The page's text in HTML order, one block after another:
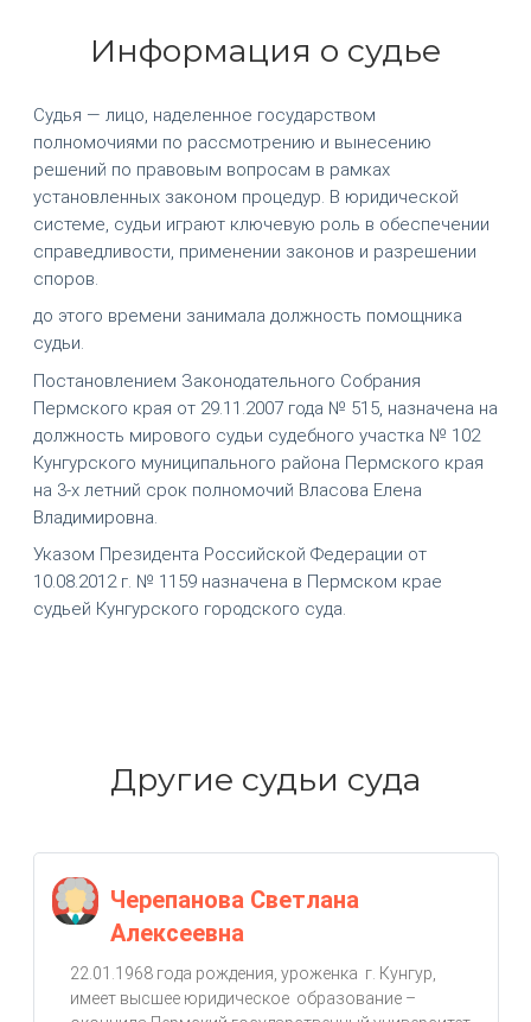
Информация о судье
Судья — лицо, наделенное государством
полномочиями по рассмотрению и вынесению
решений по правовым вопросам в рамках
установленных законом процедур. В юридической
системе, судьи играют ключевую роль в обеспечении
справедливости, применении законов и разрешении
споров.
до этого времени занимала должность помощника
судьи.
Постановлением Законодательного Собрания
Пермского края от 29.11.2007 года № 515, назначена на
должность мирового судьи судебного участка № 102
Кунгурского муниципального района Пермского края
на 3-х летний срок полномочий Власова Елена
Владимировна.
Указом Президента Российской Федерации от
10.08.2012 г. № 1159 назначена в Пермском крае
судьей Кунгурского городского суда.
Другие судьи суда
Черепанова Светлана
Алексеевна
22.01.1968 года рождения, уроженка г. Кунгур,
имеет высшее юридическое образование –